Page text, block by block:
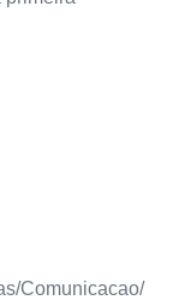
Comunicacao/